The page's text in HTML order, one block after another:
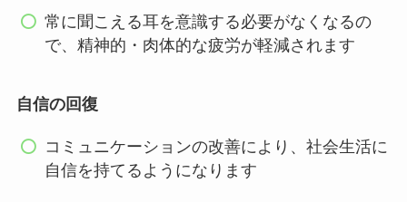
常に聞こえる耳を意識する必要がなくなるの
で、精神的・肉体的な疲労が軽減されます
自信の回復
コミュニケーションの改善により、社会生活に
自信を持てるようになります